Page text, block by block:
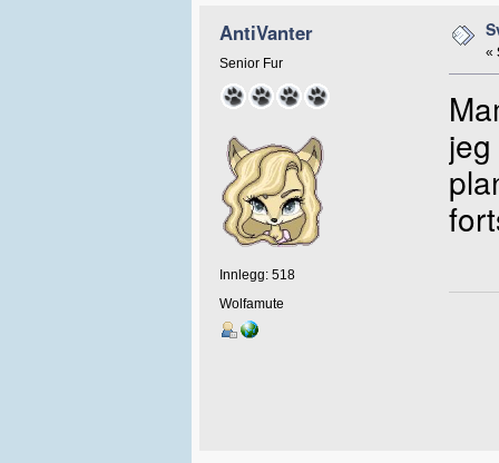
AntiVanter
Senior Fur
Innlegg: 518
Wolfamute
«